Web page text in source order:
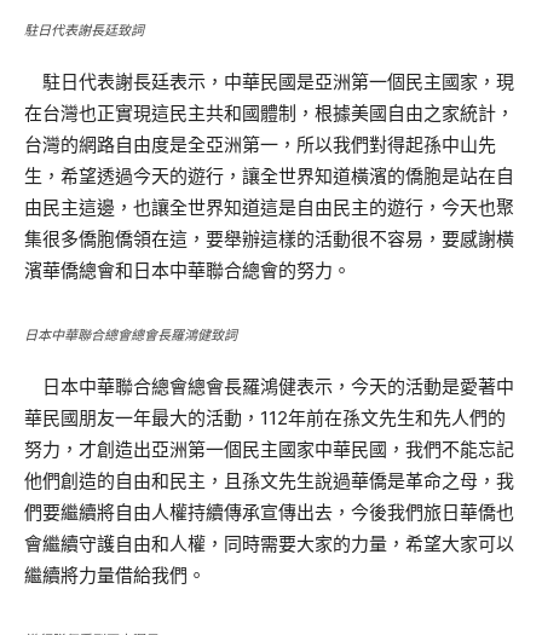
駐日代表謝長廷致詞
駐日代表謝長廷表示，中華民國是亞洲第一個民主國家，現
在台灣也正實現這民主共和國體制，根據美國自由之家統計，
台灣的網路自由度是全亞洲第一，所以我們對得起孫中山先
生，希望透過今天的遊行，讓全世界知道橫濱的僑胞是站在自
由民主這邊，也讓全世界知道這是自由民主的遊行，今天也聚
集很多僑胞僑領在這，要舉辦這樣的活動很不容易，要感謝橫
濱華僑總會和日本中華聯合總會的努力。
日本中華聯合總會總會長羅鴻健致詞
日本中華聯合總會總會長羅鴻健表示，今天的活動是愛著中
華民國朋友一年最大的活動，112年前在孫文先生和先人們的
努力，才創造出亞洲第一個民主國家中華民國，我們不能忘記
他們創造的自由和民主，且孫文先生說過華僑是革命之母，我
們要繼續將自由人權持續傳承宣傳出去，今後我們旅日華僑也
會繼續守護自由和人權，同時需要大家的力量，希望大家可以
繼續將力量借給我們。